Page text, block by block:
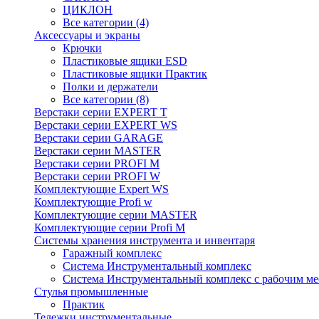
ЦИКЛОН
Все категории (4)
Аксессуары и экраны
Крючки
Пластиковые ящики ESD
Пластиковые ящики Практик
Полки и держатели
Все категории (8)
Верстаки серии EXPERT T
Верстаки серии EXPERT WS
Верстаки серии GARAGE
Верстаки серии MASTER
Верстаки серии PROFI M
Верстаки серии PROFI W
Комплектующие Expert WS
Комплектующие Profi w
Комплектующие серии MASTER
Комплектующие серии Profi M
Системы хранения инструмента и инвентаря
Гаражный комплекс
Система Инструментальный комплекс
Система Инструментальный комплекс с рабочим
Стулья промышленные
Практик